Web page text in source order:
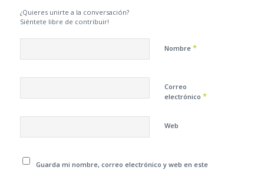
¿Quieres unirte a la conversación?
Siéntete libre de contribuir!
Nombre *
Correo
electrónico *
Web
Guarda mi nombre, correo electrónico y web en este